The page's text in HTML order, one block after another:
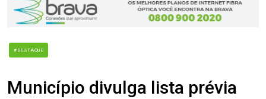
#DESTAQUE
Município divulga lista prévia